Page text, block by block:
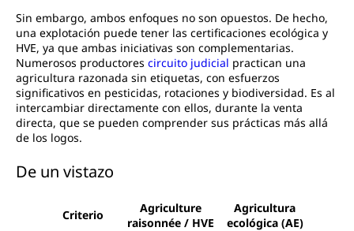
Sin embargo, ambos enfoques no son opuestos. De hecho,
una explotación puede tener las certificaciones ecológica y
HVE, ya que ambas iniciativas son complementarias.
Numerosos productores circuito judicial practican una
agricultura razonada sin etiquetas, con esfuerzos
significativos en pesticidas, rotaciones y biodiversidad. Es al
intercambiar directamente con ellos, durante la venta
directa, que se pueden comprender sus prácticas más allá
de los logos.
De un vistazo
Criterio
Agriculture
raisonnée / HVE
Agricultura
ecológica (AE)